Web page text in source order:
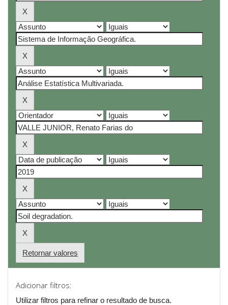
Retornar valores
Adicionar filtros:
Utilizar filtros para refinar o resultado de busca.